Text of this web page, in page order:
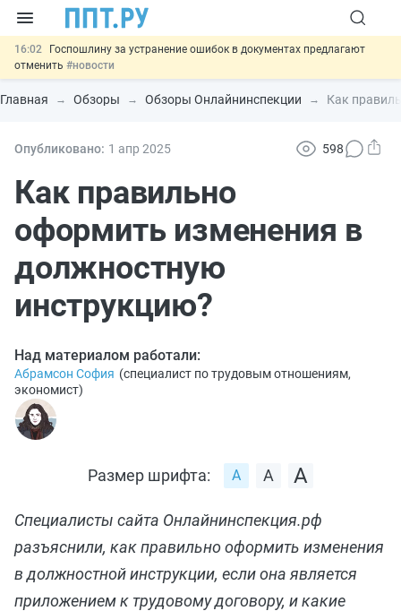
16:02
Госпошлину за устранение ошибок в документах предлагают
отменить #новости
15:25 Изменят правила контроля за подрядчиками ИЖС с эскроу-
счетами
#новости
14:02 Основания для выдворения иностранцев из России стало
11:31
отношений
#новости
Главная Обзоры Обзоры Онлайнинспекции Как
Опубликовано: 1 апр 2025 598
Как правильно
оформить изменения в
должностную
инструкцию?
Над материалом работали:
Абрамсон София (специалист по трудовым отношениям,
экономист)
Размер шрифта:
Специалисты сайта Онлайнинспекция.рф
разъяснили, как правильно оформить изменения
в должностной инструкции, если она является
приложением к трудовому договору, и какие